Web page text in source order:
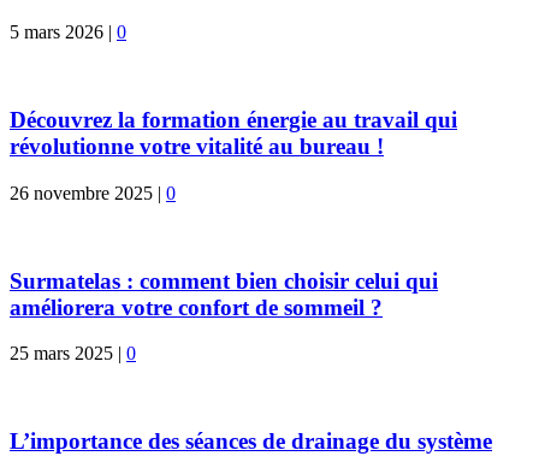
5 mars 2026 0
Découvrez la formation énergie au travail qui
révolutionne votre vitalité au bureau !
26 novembre 2025 | 0
Surmatelas : comment bien choisir celui qui
améliorera votre confort de sommeil ?
25 mars 2025 | 0
L’importance des séances de drainage du système